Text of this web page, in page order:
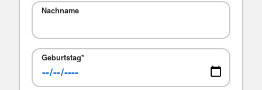
Nachname
Geburtstag*